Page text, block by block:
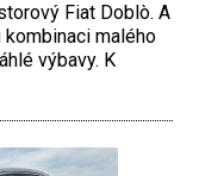
Fiat Doblò. A
malého
výbavy. K